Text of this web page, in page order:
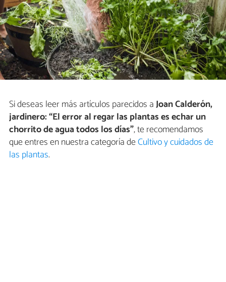
Si deseas leer más artículos parecidos aJoan Calderón,
jardinero: “El error al regar las plantas es echar un
chorrito de agua todos los días”, te recomendamos
que entres en nuestra categoría deCultivo y cuidados de
las plantas.